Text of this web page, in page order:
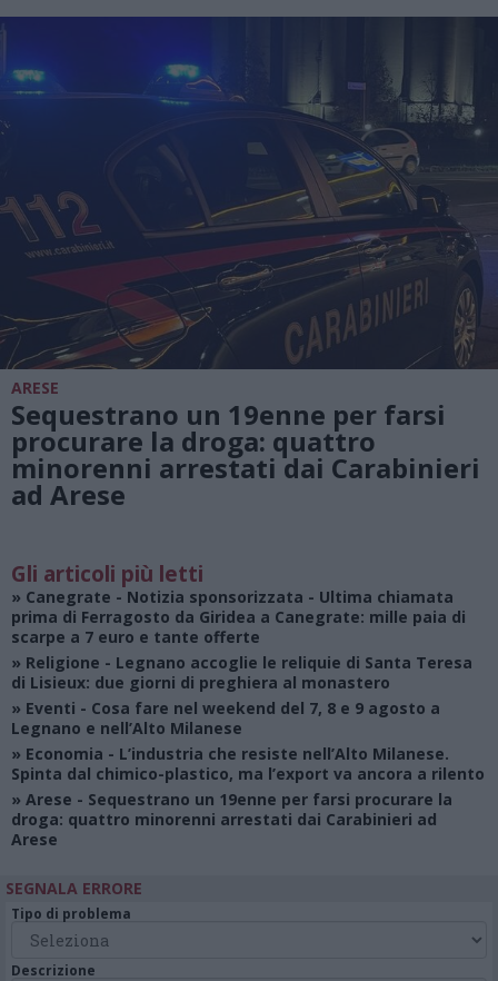
ARESE
Sequestrano un 19enne per farsi
procurare la droga: quattro
minorenni arrestati dai Carabinieri
ad Arese
Gli articoli più letti
» Canegrate - Notizia sponsorizzata - Ultima chiamata
prima di Ferragosto da Giridea a Canegrate: mille paia di
scarpe a 7 euro e tante offerte
» Religione - Legnano accoglie le reliquie di Santa Teresa
di Lisieux: due giorni di preghiera al monastero
» Eventi - Cosa fare nel weekend del 7, 8 e 9 agosto a
Legnano e nell’Alto Milanese
» Economia - L’industria che resiste nell’Alto Milanese.
Spinta dal chimico-plastico, ma l’export va ancora a rilento
» Arese - Sequestrano un 19enne per farsi procurare la
droga: quattro minorenni arrestati dai Carabinieri ad
Arese
SEGNALA ERRORE
Tipo di problema
Descrizione